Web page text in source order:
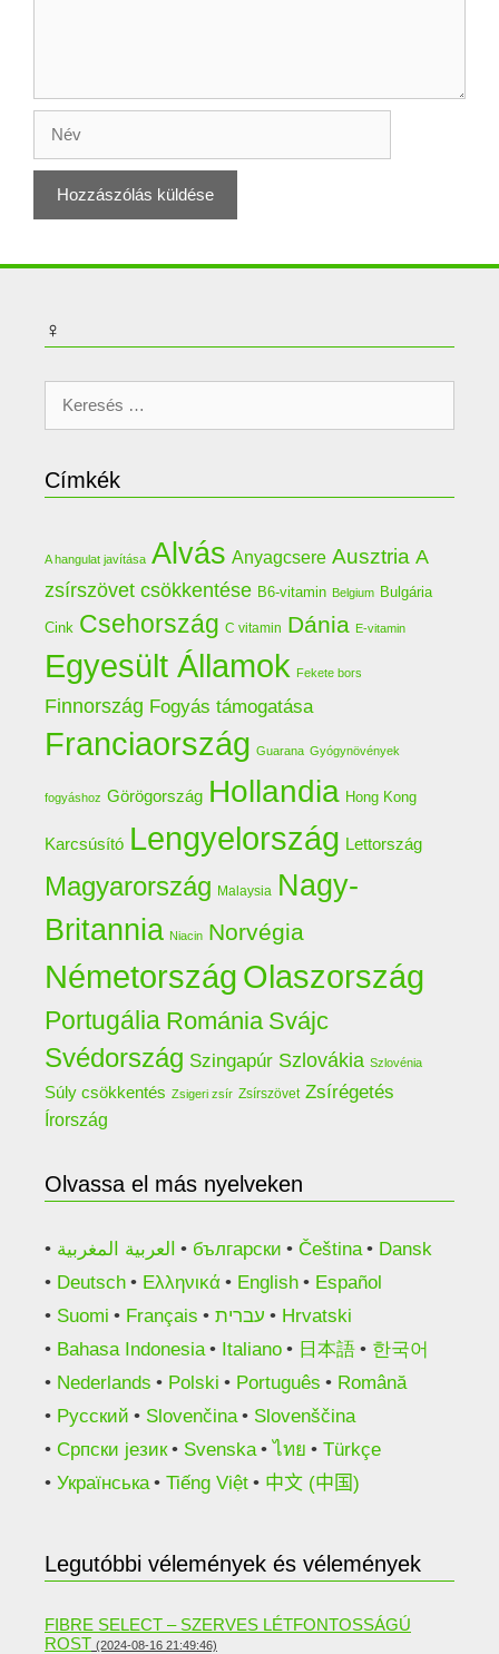
♀
Keresés:
Címkék
A hangulat javítása Alvás Anyagcsere Ausztria A
zsírszövet csökkentése B6-vitamin Belgium Bulgária
Cink Csehország C vitamin Dánia E-vitamin
Egyesült Államok Fekete bors
Finnország Fogyás támogatása
Franciaország Guarana Gyógynövények
fogyáshoz Görögország Hollandia Hong Kong
Karcsúsító Lengyelország Lettország
Magyarország Malaysia
Nagy-
Britannia Niacin Norvégia
Németország Olaszország
Portugália Románia Svájc
Svédország Szingapúr Szlovákia Szlovénia
Súly csökkentés Zsigeri zsír Zsírszövet Zsírégetés
Írország
Olvassa el más nyelveken
العربية المغربية български Čeština
Dansk
Deutsch
Ελληνικά English
Español
Suomi
Français עברית
Hrvatski
Bahasa Indonesia
Italiano 日本語
한국어
Nederlands
Polski Português
Română
Русский
Slovenčina
Slovenščina
Српски језик
Svenska ไทย
Türkçe
Українська
Tiếng Việt 中文 (中国)
Legutóbbi vélemények és vélemények
FIBRE SELECT – SZERVES LÉTFONTOSSÁGÚ
ROST (2024-08-16 21:49:46)